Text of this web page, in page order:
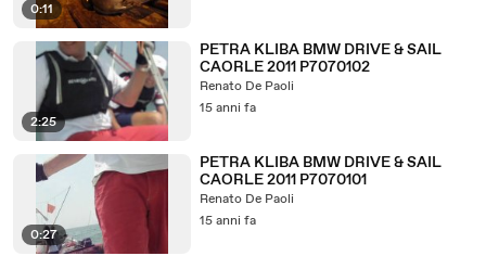
0:11
2:25
PETRA KLIBA BMW DRIVE & SAIL
CAORLE 2011 P7070102
Renato De Paoli
15 anni fa
0:27
PETRA KLIBA BMW DRIVE & SAIL
CAORLE 2011 P7070101
Renato De Paoli
15 anni fa